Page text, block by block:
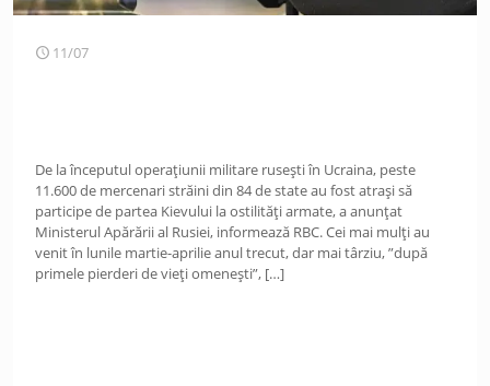
11/07
De la începutul operațiunii militare rusești în Ucraina, peste
11.600 de mercenari străini din 84 de state au fost atrași să
participe de partea Kievului la ostilități armate, a anunțat
Ministerul Apărării al Rusiei, informează RBC. Cei mai mulți au
venit în lunile martie-aprilie anul trecut, dar mai târziu, ”după
primele pierderi de vieți omenești”, […]